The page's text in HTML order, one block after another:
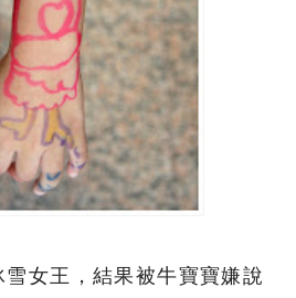
女王，結果被牛寶寶嫌說